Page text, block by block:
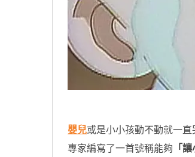
嬰兒或是小小孩動不動就一
專家編寫了一首號稱能夠 「